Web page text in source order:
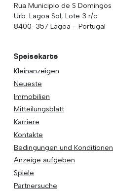
Rua Municipio de S Domingos
Urb. Lagoa Sol, Lote 3 r/c
8400-357 Lagoa - Portugal
Speisekarte
Kleinanzeigen
Neueste
Immobilien
Mitteilungsblatt
Karriere
Kontakte
Bedingungen und Konditionen
Anzeige aufgeben
Spiele
Partnersuche